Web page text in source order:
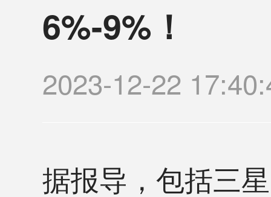
6%-9%！
2023-12-22
据报导，包括三